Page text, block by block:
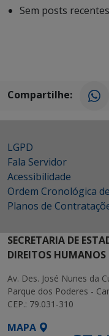
Sem posts
Compartilhe:
LGPD
Fala Servidor
Acessibilidade
Ordem Cronológica
Planos de
SECRETARIA DE
DIREITOS HUMANOS
Av. Des. José Nunes da
Parque dos Poderes -
CEP.: 79.031-310
MAPA